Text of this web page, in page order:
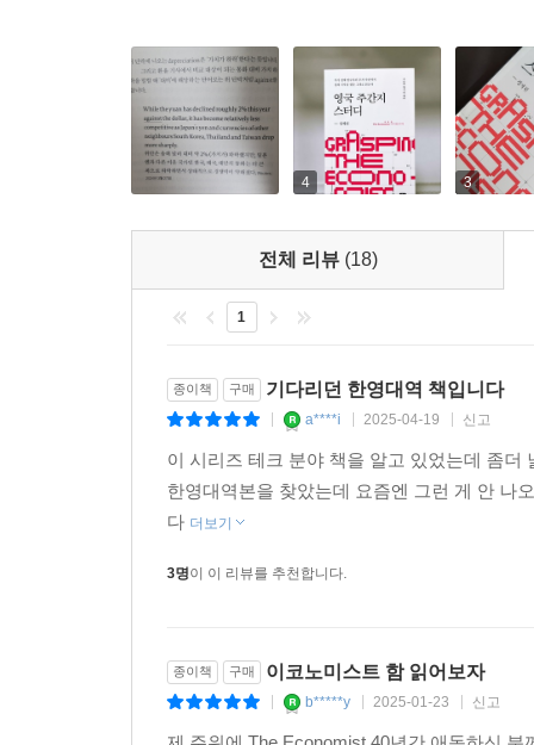
테니까요. 그러다 보니 금리 상승은 채권 발행사
여기선 채권 금리 상승 사례로 10년물 미국 국채
때문입니다.
10년물 국채 기준으로 쓰였다는 것을 알 수 있습니
- 기업 입장에서 상장은 연구개발 R&D 과 마케
필요한 자금 조달 funding 역량도 강화되겠죠.
하지만 이런 여러 가지 이점에도 불구하고 비상
않기도 합니다. 상장했을 때보다 오히려 그렇지
조달을 더 유연하게 할 수 있다고 믿거나, 부담
고수익기업투자펀드라고도 합니다. 특히 이
상장 과정 또한 번거롭기 그지없습니다. 시간도
대비해야 할 뿐만 아니라 상장 기업을 감독하는
4 3
전체 리뷰 (18)
1
종이책 구매 기다리던 한영대역 책입니다
a****i 2025-04-19 신고
이 시리즈 테크 분야 책을 알고 있었는데 좀
한영대역본을 찾았는데 요즘엔 그런 게 안 나
다 더보기
3명이 이 리뷰를 추천합니다.
종이책 구매 이코노미스트 함 읽어보자
b*****y 2025-01-23 신고